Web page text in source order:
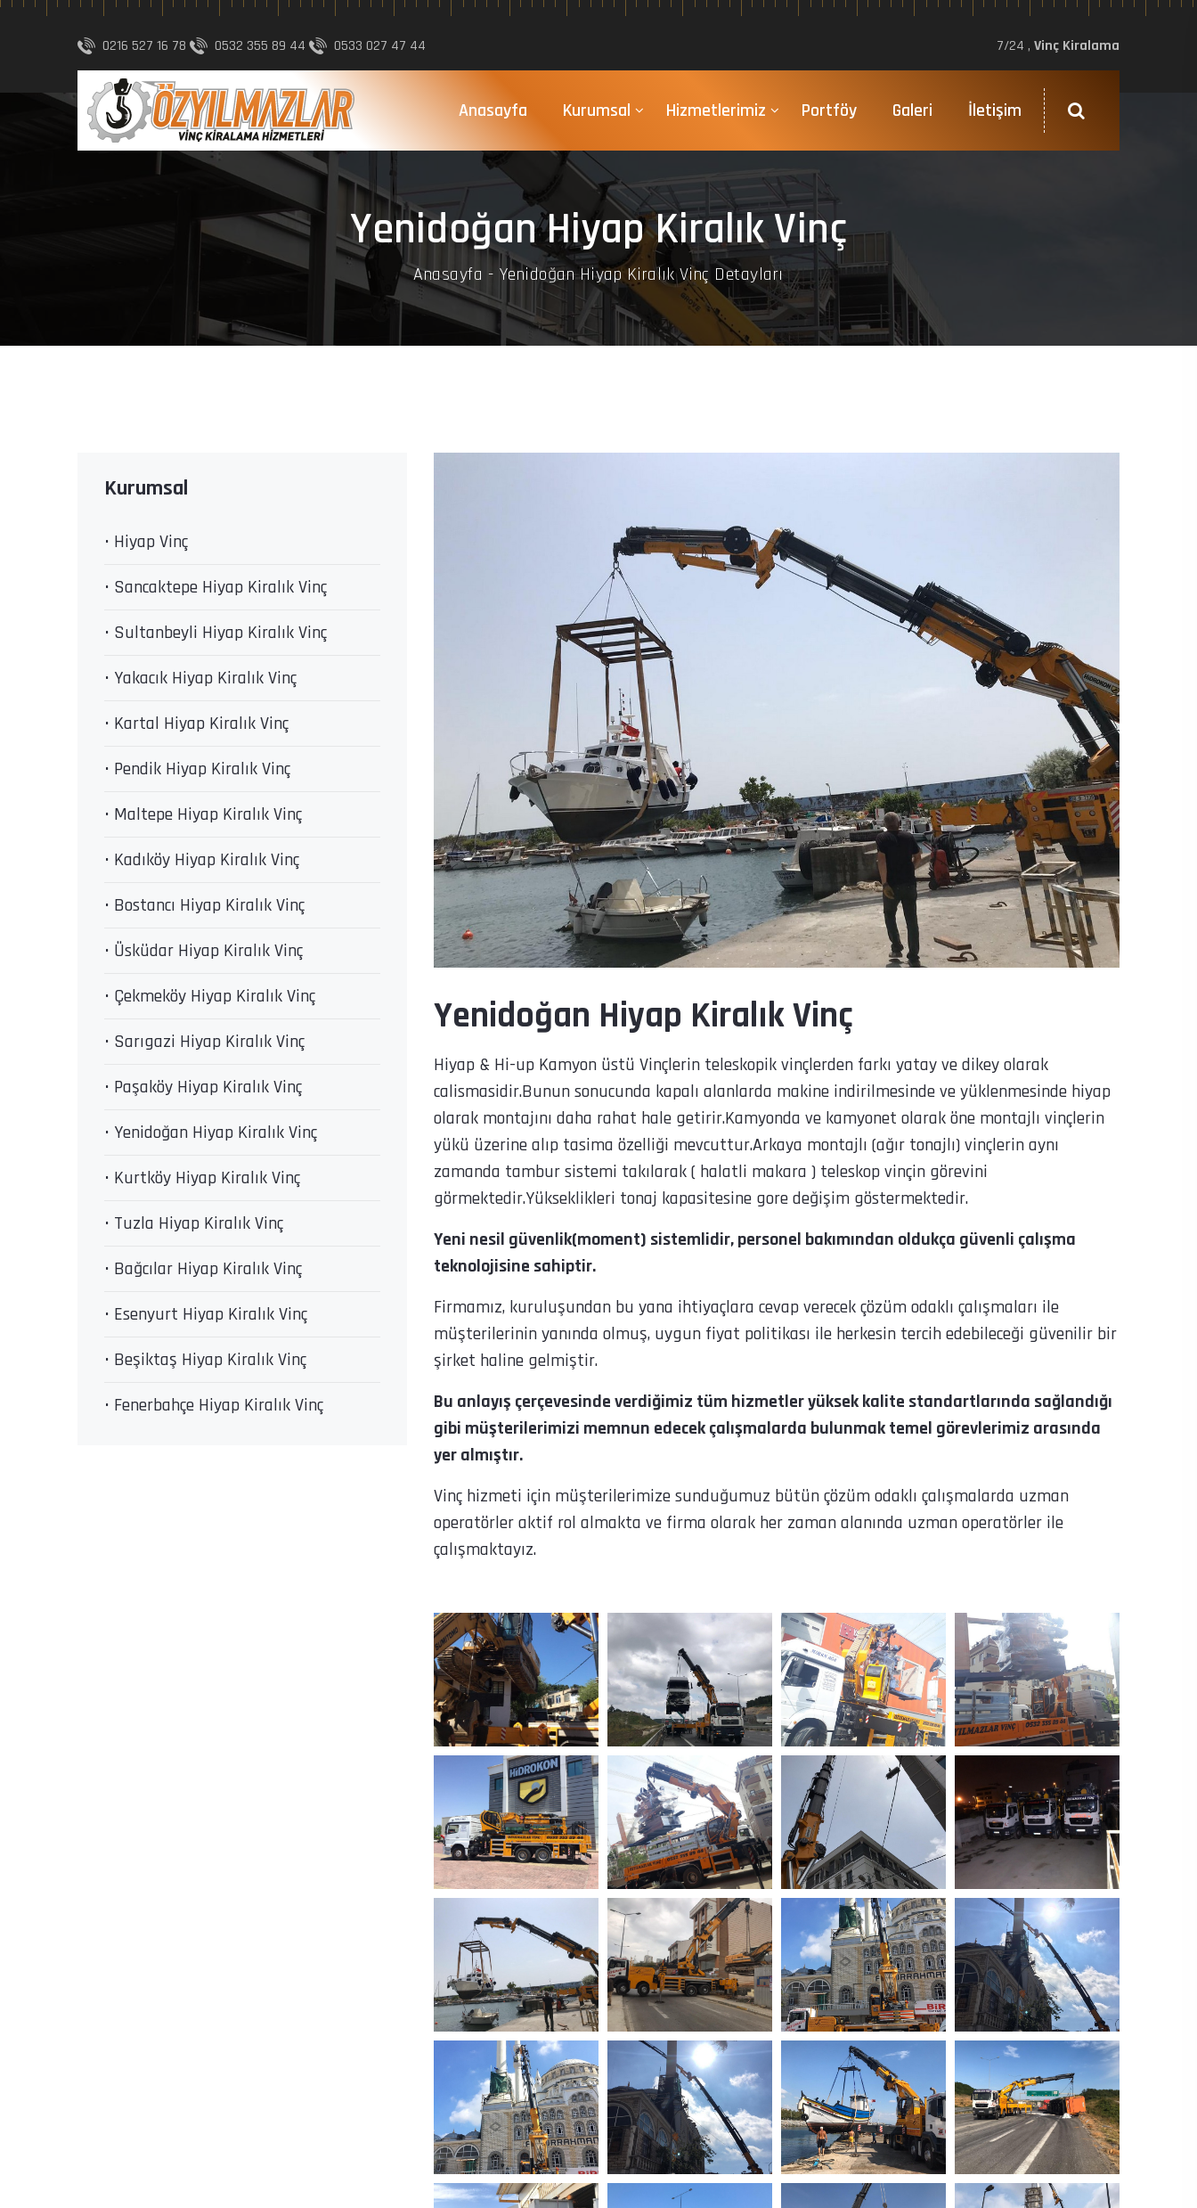
0216 527 16 78 0532 355 89 44 0533 027 47 44 7/24 , Vinç Kiralama
Anasayfa Kurumsal Hizmetlerimiz Portföy Galeri İletişim
Yenidoğan Hiyap Kiralık Vinç
Anasayfa Yenidoğan Hiyap Kiralık Vinç Detayları
Yenidoğan Hiyap Kiralık Vinç
Hiyap & Hi-up Kamyon üstü Vinçlerin teleskopik vinçlerden farkı yatay ve dikey olarak
calismasidir.Bunun sonucunda kapalı alanlarda makine indirilmesinde ve yüklenmesinde hiyap
olarak montajını daha rahat hale getirir.Kamyonda ve kamyonet olarak öne montajlı vinçlerin
yükü üzerine alıp tasima özelliği mevcuttur.Arkaya montajlı (ağır tonajlı) vinçlerin aynı
zamanda tambur sistemi takılarak ( halatli makara ) teleskop vinçin görevini
görmektedir.Yükseklikleri tonaj kapasitesine gore değişim göstermektedir.
Yeni nesil güvenlik(moment) sistemlidir, personel bakımından oldukça güvenli çalışma
teknolojisine sahiptir.
Firmamız, kuruluşundan bu yana ihtiyaçlara cevap verecek çözüm odaklı çalışmaları ile
müşterilerinin yanında olmuş, uygun fiyat politikası ile herkesin tercih edebileceği güvenilir bir
şirket haline gelmiştir.
Bu anlayış çerçevesinde verdiğimiz tüm hizmetler yüksek kalite standartlarında sağlandığı
gibi müşterilerimizi memnun edecek çalışmalarda bulunmak temel görevlerimiz arasında
yer almıştır.
Vinç hizmeti için müşterilerimize sunduğumuz bütün çözüm odaklı çalışmalarda uzman
operatörler aktif rol almakta ve firma olarak her zaman alanında uzman operatörler ile
çalışmaktayız.
Kurumsal
• Hiyap Vinç
• Sancaktepe Hiyap Kiralık Vinç
• Sultanbeyli Hiyap Kiralık Vinç
• Yakacık Hiyap Kiralık Vinç
• Kartal Hiyap Kiralık Vinç
• Pendik Hiyap Kiralık Vinç
• Maltepe Hiyap Kiralık Vinç
• Kadıköy Hiyap Kiralık Vinç
• Bostancı Hiyap Kiralık Vinç
• Üsküdar Hiyap Kiralık Vinç
• Çekmeköy Hiyap Kiralık Vinç
• Sarıgazi Hiyap Kiralık Vinç
• Paşaköy Hiyap Kiralık Vinç
• Yenidoğan Hiyap Kiralık Vinç
• Kurtköy Hiyap Kiralık Vinç
• Tuzla Hiyap Kiralık Vinç
• Bağcılar Hiyap Kiralık Vinç
• Esenyurt Hiyap Kiralık Vinç
• Beşiktaş Hiyap Kiralık Vinç
• Fenerbahçe Hiyap Kiralık Vinç